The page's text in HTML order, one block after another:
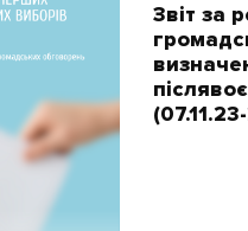
Звіт за